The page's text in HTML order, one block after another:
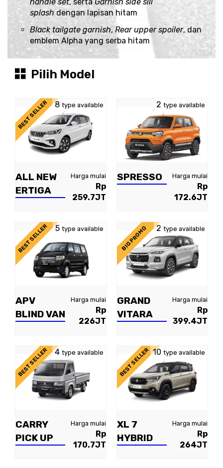
handle set, sertaGarnish side sill
splash dengan lapisan hitam
Black tailgate garnish, Rear upper spoiler, dan
emblem Alpha yang serba hitam
Pilih Model
ALL NEW
ERTIGA
Harga mulai
Rp
259.7JT
BEST SELLER 8 type available
SPRESSO Harga mulai
Rp
172.6JT
2 type available
APV
BLIND VAN
Harga mulai
Rp
226JT
BEST SELLER 5 type available
GRAND
VITARA
Harga mulai
Rp
399.4JT
BIG PROMO 2 type available
CARRY
PICK UP
Harga mulai
Rp
170.7JT
BEST SELLER 4 type available
XL 7
HYBRID
Harga mulai
Rp
264JT
BEST SELLER 10 type available